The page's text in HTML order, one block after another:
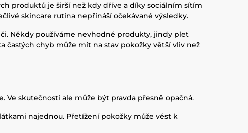
produktů je širší než kdy dříve a díky sociálním sítím
skincare rutina nepřináší očekávané výsledky.
Někdy používáme nevhodné produkty, jindy pleť
častých chyb může mít na stav pokožky větší vliv než
Ve skutečnosti ale může být pravda přesně opačná.
najednou. Přetížení pokožky může vést k